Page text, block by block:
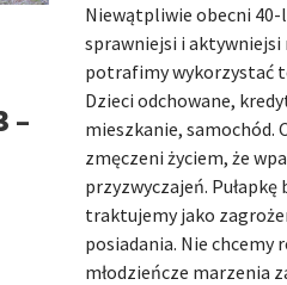
–
Niewątpliwie obecni
sprawniejsi i aktywniejsi
potrafimy wykorzystać
Dzieci odchowane,
mieszkanie, samochód.
zmęczeni życiem, że
przyzwyczajeń.
traktujemy jako
posiadania. Nie chcemy
młodzieńcze marzenia